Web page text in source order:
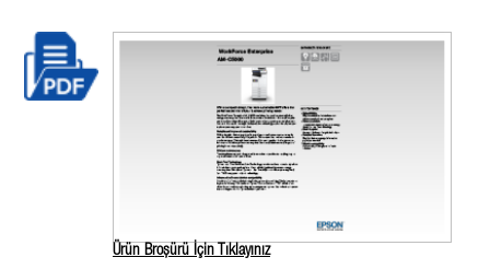
Ürün Broşürü İçin Tıklayınız